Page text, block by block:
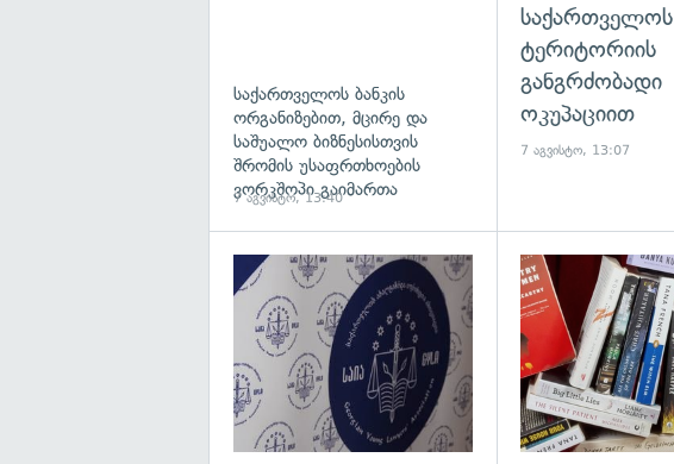
საქართველოს ბანკის
ორგანიზებით, მცირე და
საშუალო ბიზნესისთვის
შრომის უსაფრთხოების
ვორკშოპი გაიმართა
7 აგვისტო, 13:40
საქართველოს
ტერიტორიის
განგრძობადი
ოკუპაციით
7 აგვისტო, 13:07
გადახედვა